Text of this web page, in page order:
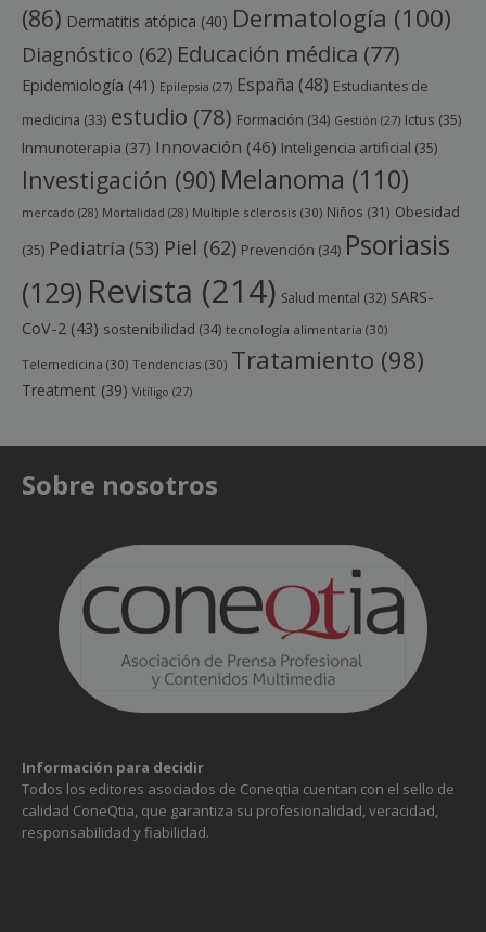
(86) Dermatitis atópica (40) Dermatología (100)
Diagnóstico (62) Educación médica (77)
Epidemiología (41) Epilepsia (27) España (48) Estudiantes de
medicina (33) estudio (78) Formación (34) Gestión (27) Ictus (35)
Inmunoterapia (37) Innovación (46) Inteligencia artificial (35)
Investigación (90) Melanoma (110)
mercado (28) Mortalidad (28) Multiple sclerosis (30) Niños (31) Obesidad
(35) Pediatría (53) Piel (62) Prevención (34) Psoriasis
(129) Revista (214) Salud mental (32) SARS-
CoV-2 (43) sostenibilidad (34) tecnología alimentaria (30)
Telemedicina (30) Tendencias (30) Tratamiento (98)
Treatment (39) Vitíligo (27)
Sobre nosotros
Información para decidir
Todos los editores asociados de Coneqtia cuentan con el sello de
calidad ConeQtia, que garantiza su profesionalidad, veracidad,
responsabilidad y fiabilidad.